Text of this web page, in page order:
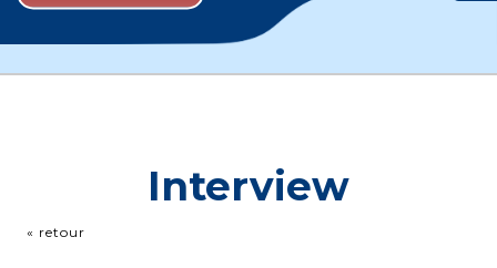
Interview
« retour